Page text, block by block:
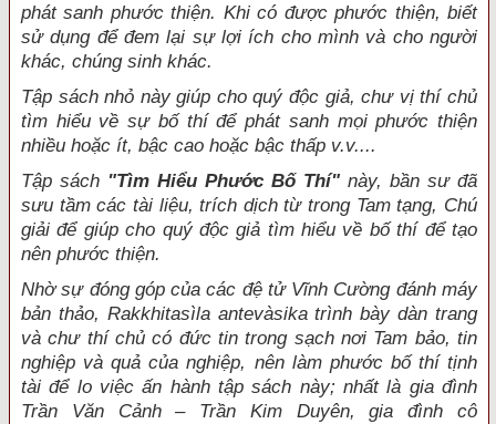
phát sanh phước thiện. Khi có được phước thiện, biết
sử dụng để đem lại sự lợi ích cho mình và cho người
khác, chúng sinh khác.
Tập sách nhỏ này giúp cho quý độc giả, chư vị thí chủ
tìm hiểu về sự bố thí để phát sanh mọi phước thiện
nhiều hoặc ít, bậc cao hoặc bậc thấp v.v....
Tập sách "Tìm Hiểu Phước Bố Thí" này, bần sư đã
sưu tầm các tài liệu, trích dịch từ trong Tam tạng, Chú
giải để giúp cho quý độc giả tìm hiểu về bố thí để tạo
nên phước thiện.
Nhờ sự đóng góp của các đệ tử Vĩnh Cường đánh máy
bản thảo, Rakkhitasìla antevàsika trình bày dàn trang
và chư thí chủ có đức tin trong sạch nơi Tam bảo, tin
nghiệp và quả của nghiệp, nên làm phước bố thí tịnh
tài để lo việc ấn hành tập sách này; nhất là gia đình
Trần Văn Cảnh – Trần Kim Duyên, gia đình cô